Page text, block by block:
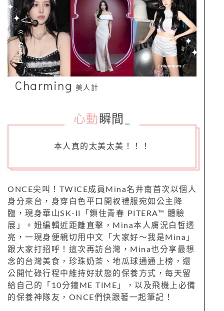
Charming 美人計
心動 瞬間
本人真的太美太美！！！
ONCE尖叫！TWICE成員Mina名井南首次以個人
身分來台，身穿白色平口開衩禮服宛如公主降
臨，現身華山SK-II「鎖住青春 PITERA™ 體驗
展」。妞編輯近距離直擊，Mina本人膚況白皙透
亮，一現身便親切用中文「大家好～我是Mina」
跟大家打招呼！這次再訪台灣，Mina也分享最想
念的台灣美食，珍珠奶茶、地瓜球通通上榜，還
公開忙碌行程中維持好狀態的保養方式，每天留
給自己的「10分鐘ME TIME」，以及飛機上必備
的保養神隊友，ONCE們快跟著一起筆記！